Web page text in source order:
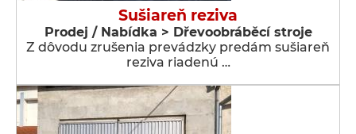
Sušiareň reziva
Prodej / Nabídka > Dřevoobráběcí stroje
Z dôvodu zrušenia prevádzky predám sušiareň
reziva riadenú …